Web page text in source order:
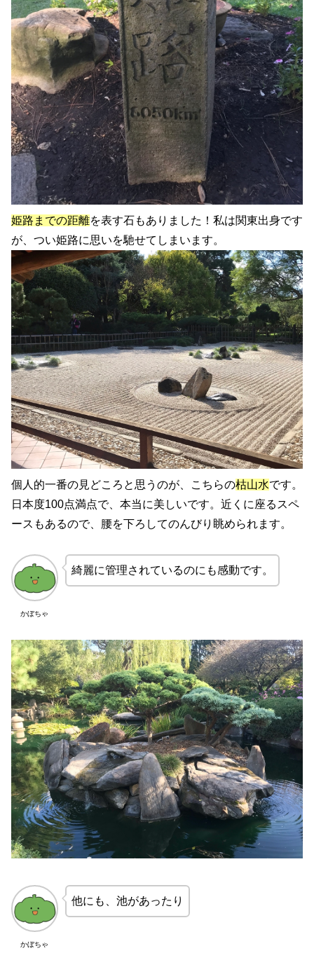
姫路までの距離を表す石もありました！私は関東出身です
が、つい姫路に思いを馳せてしまいます。
個人的一番の見どころと思うのが、こちらの枯山水です。
日本度100点満点で、本当に美しいです。近くに座るスペ
ースもあるので、腰を下ろしてのんびり眺められます。
かぼちゃ
綺麗に管理されているのにも感動です。
かぼちゃ
他にも、池があったり